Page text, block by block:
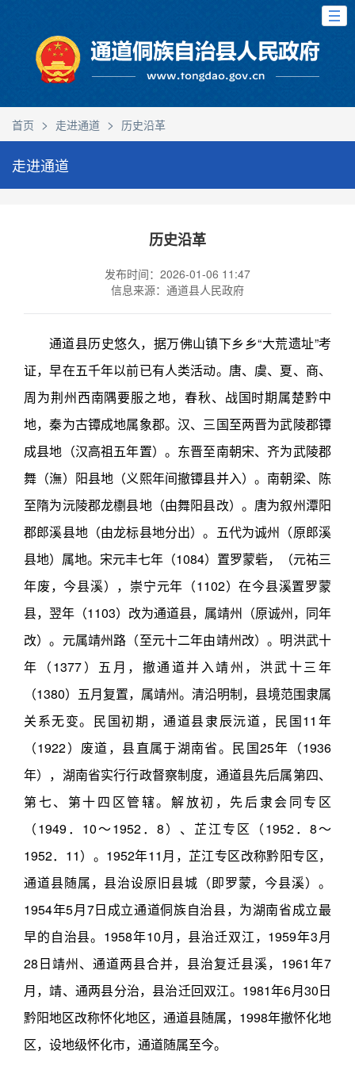
首页 > 走进通道 > 历史沿革
走进通道
历史沿革
发布时间：2026-01-06 11:47
信息来源：通道县人民政府
通道县历史悠久，据万佛山镇下乡乡“大荒遗址”考
证，早在五千年以前已有人类活动。唐、虞、夏、商、
周为荆州西南隅要服之地，春秋、战国时期属楚黔中
地，秦为古镡成地属象郡。汉、三国至两晋为武陵郡镡
成县地（汉高祖五年置）。东晋至南朝宋、齐为武陵郡
舞（潕）阳县地（义熙年间撤镡县并入）。南朝梁、陈
至隋为沅陵郡龙檦县地（由舞阳县改）。唐为叙州潭阳
郡郎溪县地（由龙标县地分出）。五代为诚州（原郎溪
县地）属地。宋元丰七年（1084）置罗蒙砦，（元祐三
年废，今县溪），崇宁元年（1102）在今县溪置罗蒙
县，翌年（1103）改为通道县，属靖州（原诚州，同年
改）。元属靖州路（至元十二年由靖州改）。明洪武十
年（1377）五月，撤通道并入靖州，洪武十三年
（1380）五月复置，属靖州。清沿明制，县境范围隶属
关系无变。民国初期，通道县隶辰沅道，民国11年
（1922）废道，县直属于湖南省。民国25年（1936
年），湖南省实行行政督察制度，通道县先后属第四、
第七、第十四区管辖。解放初，先后隶会同专区
（1949．10～1952．8）、芷江专区（1952．8～
1952．11）。1952年11月，芷江专区改称黔阳专区，
通道县随属，县治设原旧县城（即罗蒙，今县溪）。
1954年5月7日成立通道侗族自治县，为湖南省成立最
早的自治县。1958年10月，县治迁双江，1959年3月
28日靖州、通道两县合并，县治复迁县溪，1961年7
月，靖、通两县分治，县治迁回双江。1981年6月30日
黔阳地区改称怀化地区，通道县随属，1998年撤怀化地
区，设地级怀化市，通道随属至今。